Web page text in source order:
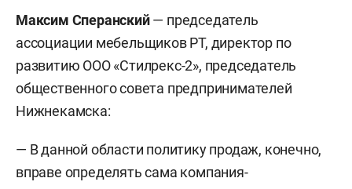
Максим Сперанский— председатель
ассоциации мебельщиков РТ, директор по
развитию ООО «Стилрекс-2», председатель
общественного совета предпринимателей
Нижнекамска:
— В данной области политику продаж, конечно,
вправе определять сама компания-